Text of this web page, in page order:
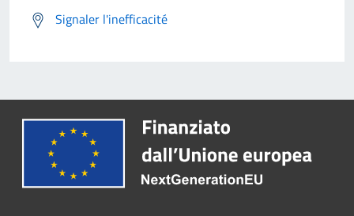
Signaler l'inefficacité